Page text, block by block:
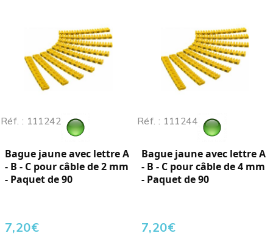
Réf. : 111242
Bague jaune avec lettre A
- B - C pour câble de 2 mm
- Paquet de 90
7,20€
Réf. : 111244
Bague jaune avec lettre A
- B - C pour câble de 4 mm
- Paquet de 90
7,20€